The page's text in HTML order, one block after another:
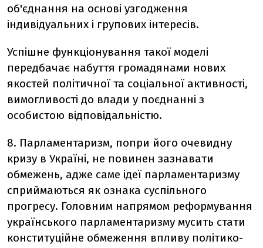
об'єднання на основі узгодження
індивідуальних і групових інтересів.
Успішне функціонування такої моделі
передбачає набуття громадянами нових
якостей політичної та соціальної активності,
вимогливості до влади у поєднанні з
особистою відповідальністю.
8. Парламентаризм, попри його очевидну
кризу в Україні, не повинен зазнавати
обмежень, адже саме ідеї парламентаризму
сприймаються як ознака суспільного
прогресу. Головним напрямом реформування
українського парламентаризму мусить стати
конституційне обмеження впливу політико-